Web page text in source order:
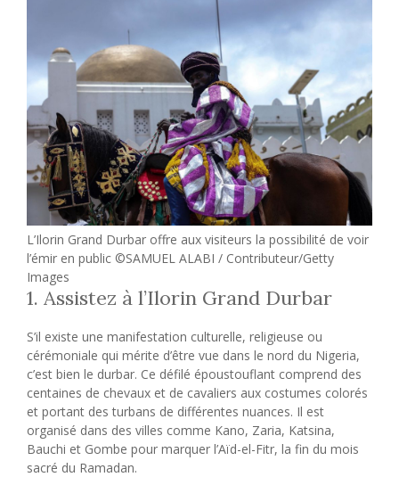
L’Ilorin Grand Durbar offre aux visiteurs la possibilité de voir
l’émir en public ©SAMUEL ALABI / Contributeur/Getty
Images
1. Assistez à l’Ilorin Grand Durbar
S’il existe une manifestation culturelle, religieuse ou
cérémoniale qui mérite d’être vue dans le nord du Nigeria,
c’est bien le durbar. Ce défilé époustouflant comprend des
centaines de chevaux et de cavaliers aux costumes colorés
et portant des turbans de différentes nuances. Il est
organisé dans des villes comme Kano, Zaria, Katsina,
Bauchi et Gombe pour marquer l’Aïd-el-Fitr, la fin du mois
sacré du Ramadan.